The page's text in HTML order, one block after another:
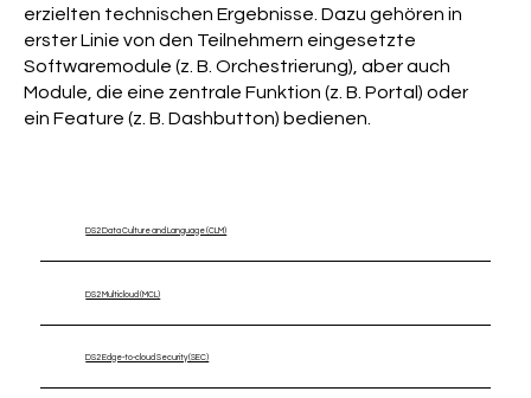
DS2 Data Culture and Language (CLM)
DS2 Multicloud (MCL)
DS2 Edge-to-cloud Security (SEC)
erzielten technischen Ergebnisse. Dazu gehören in
erster Linie von den Teilnehmern eingesetzte
Softwaremodule (z. B. Orchestrierung), aber auch
Module, die eine zentrale Funktion (z. B. Portal) oder
ein Feature (z. B. Dashbutton) bedienen.